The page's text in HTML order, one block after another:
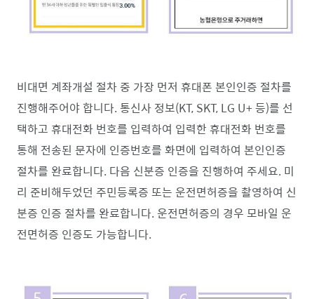
비대면 계좌개설 절차 중 가장 먼저 휴대폰 본인인증 절차를
진행해주어야 합니다. 통신사 정보(KT, SKT, LG U+ 등)를 선
택하고 휴대전화 번호를 입력하여 입력한 휴대전화 번호를
통해 전송된 문자에 인증번호를 화면에 입력하여 본인인증
절차를 완료합니다. 다음 신분증 인증을 진행하여 주세요. 미
리 준비해두었던 주민등록증 또는 운전면허증을 촬영하여 신
분증 인증 절차를 완료합니다. 운전면허증의 경우 모바일 운
전면허증 인증도 가능합니다.